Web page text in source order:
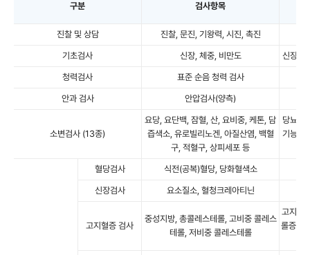
구분 검사항목
진찰 및 상담 진찰, 문진, 기왕력, 시진, 촉진
기초검사 신장, 체중, 비만도 신장,
청력검사 표준 순음 청력 검사
안과 검사 안압검사(양측)
소변검사 (13종)
요당, 요단백, 잠혈, 산, 요비중, 케톤, 담
즙색소, 유로빌리노겐, 아질산염, 백혈
구, 적혈구, 상피세포 등
당뇨병,
기능,
혈당검사 식전(공복)혈당, 당화혈색소
신장검사 요소질소, 혈청크레아티닌
고지혈증 검사
중성지방, 총콜레스테롤, 고비중 콜레스
테롤, 저비중 콜레스테롤
고지혈
롤증,